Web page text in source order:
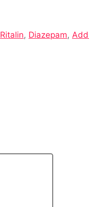
Ritalin, Diazepam,